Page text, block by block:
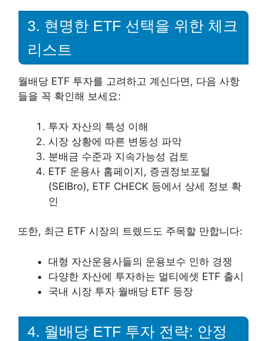
3. 현명한 ETF 선택을 위한 체크
리스트
월배당 ETF 투자를 고려하고 계신다면, 다음 사항
들을 꼭 확인해 보세요:
투자 자산의 특성 이해
시장 상황에 따른 변동성 파악
분배금 수준과 지속가능성 검토
ETF 운용사 홈페이지, 증권정보포털
(SEIBro), ETF CHECK 등에서 상세 정보 확
인
또한, 최근 ETF 시장의 트렜드도 주목할 만합니다:
대형 자산운용사들의 운용보수 인하 경쟁
다양한 자산에 투자하는 멀티에셋 ETF 출시
국내 시장 투자 월배당 ETF 등장
4. 월배당 ETF 투자 전략: 안정